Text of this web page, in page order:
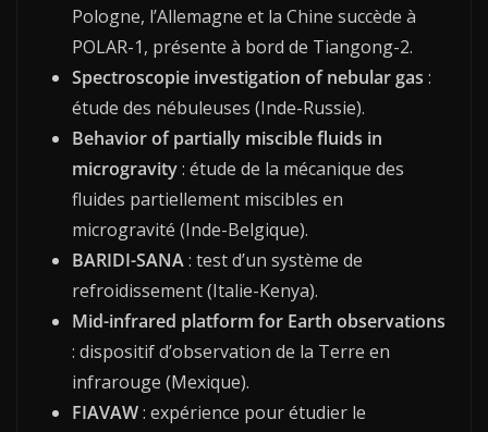
Pologne, l’Allemagne et la Chine succède à
POLAR-1, présente à bord de Tiangong-2.
Spectroscopie investigation of nebular gas :
étude des nébuleuses (Inde-Russie).
Behavior of partially miscible fluids in
microgravity: étude de la mécanique des
fluides partiellement miscibles en
microgravité (Inde-Belgique).
BARIDI-SANA: test d’un système de
refroidissement (Italie-Kenya).
Mid-infrared platform for Earth observations
: dispositif d’observation de la Terre en
infrarouge (Mexique).
FIAVAW: expérience pour étudier le